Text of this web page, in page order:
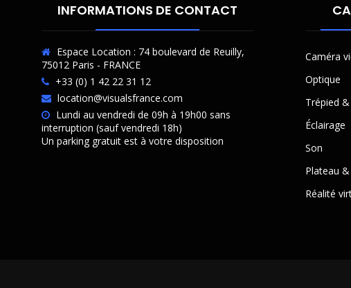
INFORMATIONS DE CONTACT
Espace Location : 74 boulevard de Reuilly,
75012 Paris - FRANCE
+33 (0) 1 42 22 31 12
location@visualsfrance.com
Lundi au vendredi de 09h à 19h00 sans
interruption (sauf vendredi 18h)
Un parking gratuit est à votre disposition
Caméra
Optique
Trépied
Éclairage
Son
Plateau
Réalité